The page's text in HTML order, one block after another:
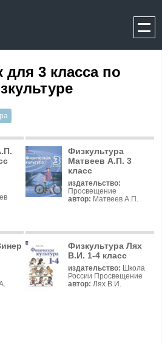
для 3 класса по
Физкультура
Матвеев А.П. 3
класс
издательство:
Просвещение
автор: Матвеев А.П.
Физкультура Лях
В.И. 1-4 класс
издательство: Школа
России Просвещение
автор: Лях В.И.